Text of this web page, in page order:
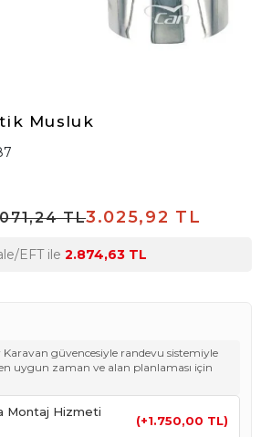
Musluk
TL3.025,92 TL
EFT ile 2.874,63 TL
güvencesiyle randevu sistemiyle
uygun zaman ve alan planlaması için
Montaj Hizmeti
(+1.750,00 TL)